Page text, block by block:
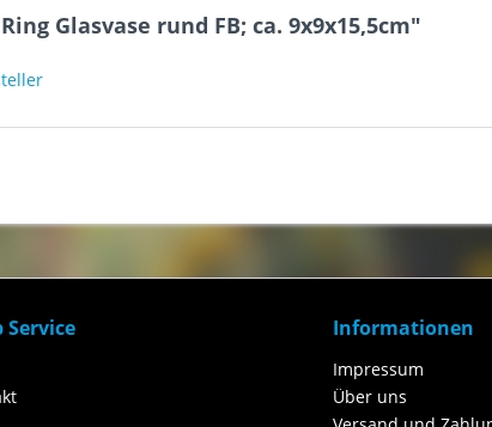
Glasvase rund FB; ca. 9x9x15,5cm"
Service Informationen
Impressum
Über uns